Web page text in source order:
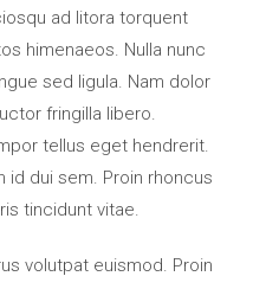
ad litora torquent
himenaeos. Nulla nunc
sed ligula. Nam dolor
fringilla libero.
tellus eget hendrerit.
id dui sem. Proin rhoncus
tincidunt vitae.
volutpat euismod. Proin